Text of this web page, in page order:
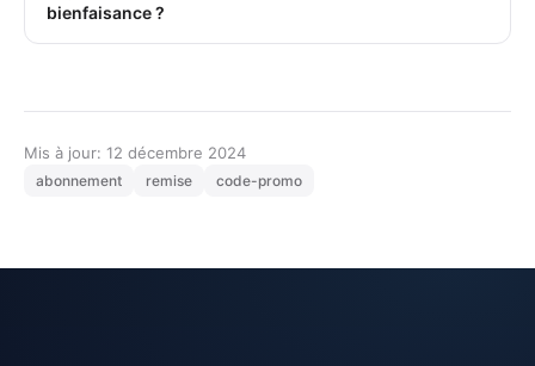
bienfaisance ?
Mis à jour: 12 décembre 2024
abonnement remise code-promo